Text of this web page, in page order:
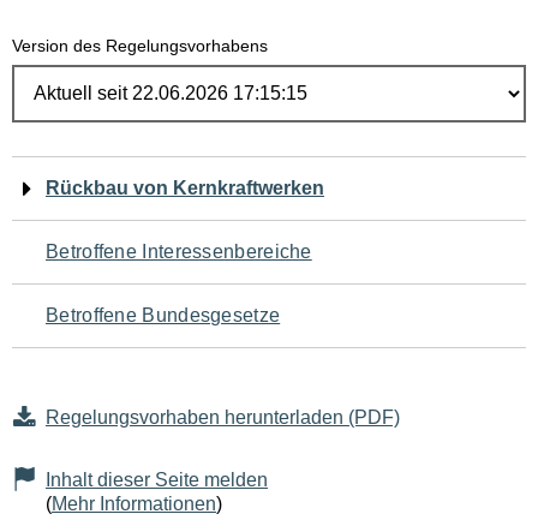
Version des Regelungsvorhabens
Navigation
für
den
Seiteninhalt
Rückbau von Kernkraftwerken
Betroffene Interessenbereiche
Betroffene Bundesgesetze
Regelungsvorhaben herunterladen (PDF)
Inhalt dieser Seite melden
(Mehr Informationen)